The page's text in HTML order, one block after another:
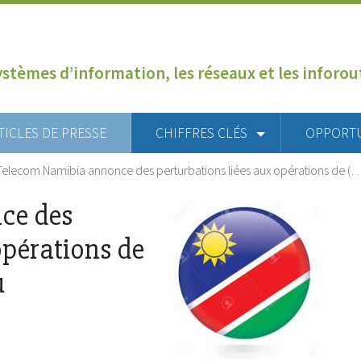
d’information, les réseaux et les
DE PRESSE CHIFFRES CLÉS
Namibia annonce des perturbations liées aux opérations de
des
de